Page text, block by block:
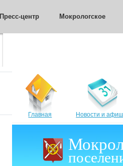
Пресс-центр Мокрологское
Главная Новости и